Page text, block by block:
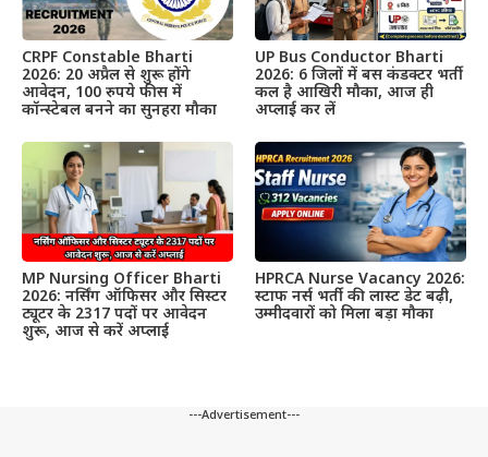
CRPF Constable Bharti
2026: 20 अप्रैल से शुरू होंगे
आवेदन, 100 रुपये फीस में
कॉन्स्टेबल बनने का सुनहरा मौका
UP Bus Conductor Bharti
2026: 6 जिलों में बस कंडक्टर भर्ती
कल है आखिरी मौका, आज ही
अप्लाई कर लें
MP Nursing Officer Bharti
2026: नर्सिंग ऑफिसर और सिस्टर
ट्यूटर के 2317 पदों पर आवेदन
शुरू, आज से करें अप्लाई
HPRCA Nurse Vacancy 2026:
स्टाफ नर्स भर्ती की लास्ट डेट बढ़ी,
उम्मीदवारों को मिला बड़ा मौका
---Advertisement---